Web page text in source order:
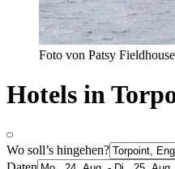
Foto von Patsy Fieldhouse
Hotels in
Wo soll’s hingehen?